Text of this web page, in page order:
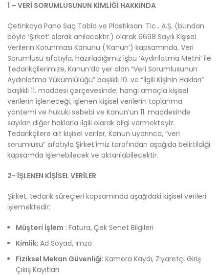
1 – VERİ SORUMLUSUNUN KİMLİĞİ HAKKINDA
Çetinkaya Pano Saç Tablo ve Plastiksan. Tic . A.Ş. (bundan
böyle ‘Şirket’ olarak anılacaktır.) olarak 6698 Sayılı Kişisel
Verilerin Korunması Kanunu (‘Kanun’) kapsamında, Veri
Sorumlusu sıfatıyla, hazırladığımız işbu ‘Aydınlatma Metni’ ile
Tedarikçilerimize, Kanun’da yer alan “Veri Sorumlusunun
Aydınlatma Yükümlülüğü” başlıklı 10. ve “İlgili Kişinin Hakları”
başlıklı 11. maddesi çerçevesinde; hangi amaçla kişisel
verilerin işleneceği, işlenen kişisel verilerin toplanma
yöntemi ve hukuki sebebi ve Kanun’un 11. maddesinde
sayılan diğer haklarla ilgili olarak bilgi vermekteyiz.
Tedarikçilere ait kişisel veriler, Kanun uyarınca, “veri
sorumlusu” sıfatıyla Şirket’imiz tarafından aşağıda belirtildiği
kapsamda işlenebilecek ve aktarılabilecektir.
2- İŞLENEN KİŞİSEL VERİLER
Şirket, tedarik süreçleri kapsamında aşağıdaki kişisel verileri
işlemektedir:
Müşteri İşlem : Fatura, Çek Senet Bilgileri
Kimlik: Ad Soyad, İmza
Fiziksel Mekan Güvenliği: Kamera Kaydı, Ziyaretçi Giriş
Çıkış Kayıtları